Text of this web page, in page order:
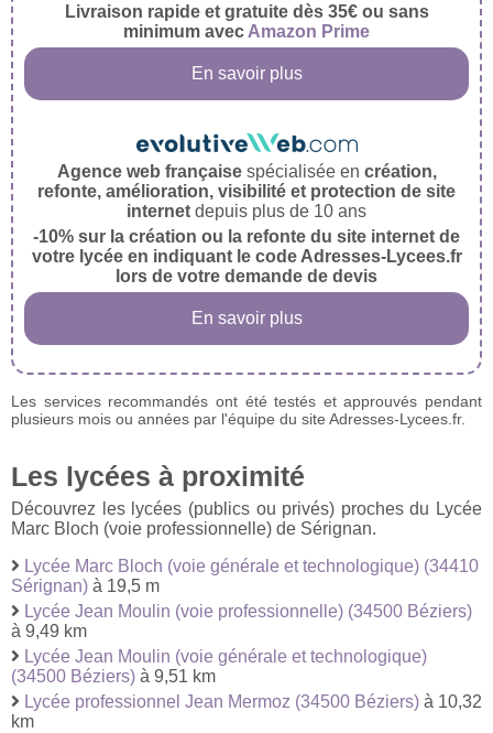
Livraison rapide et gratuite dès 35€ ou sans
minimum avec Amazon Prime
En savoir plus
Agence web françaisespécialisée en création,
refonte, amélioration, visibilité et protection de site
internet depuis plus de 10 ans
-10% sur la création ou la refonte du site internet de
votre lycée en indiquant le code Adresses-Lycees.fr
lors de votre demande de devis
En savoir plus
Les services recommandés ont été testés et approuvés pendant
plusieurs mois ou années par l'équipe du site Adresses-Lycees.fr.
Les lycées à proximité
Découvrez les lycées (publics ou privés) proches du Lycée
Marc Bloch (voie professionnelle) de Sérignan.
Lycée Marc Bloch (voie générale et technologique) (34410
Sérignan) à 19,5 m
Lycée Jean Moulin (voie professionnelle) (34500 Béziers)
à 9,49 km
Lycée Jean Moulin (voie générale et technologique)
(34500 Béziers) à 9,51 km
Lycée professionnel Jean Mermoz (34500 Béziers) à 10,32
km